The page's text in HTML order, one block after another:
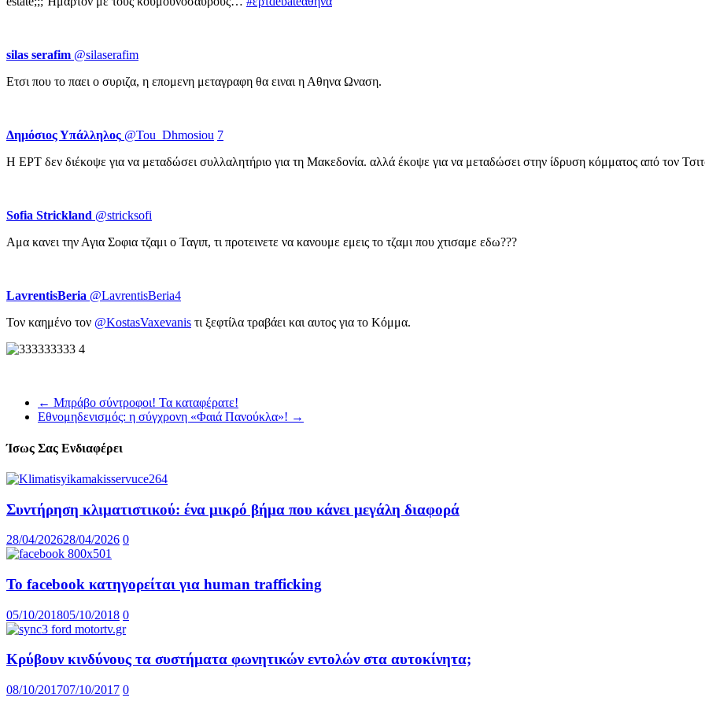
silas serafim ‏ @silaserafim
Ετσι που το παει ο συριζα, η επομενη μεταγραφη θα ειναι η Αθηνα Ωναση.
Δημόσιος Υπάλληλος ‏ @Tou_Dhmosiou 7
Η ΕΡΤ δεν διέκοψε για να μεταδώσει συλλαλητήριο για τη Μακεδονία. αλλά έκοψε για να μεταδώσει στην ίδρυση κόμματος από τον
Sofia Strickland ‏ @stricksofi
Αμα κανει την Αγια Σοφια τζαμι ο Ταγιπ, τι προτεινετε να κανουμε εμεις το τζαμι που χτισαμε εδω???
LavrentisBeria ‏ @LavrentisBeria4
Τον καημένο τον @KostasVaxevanis τι ξεφτίλα τραβάει και αυτος για το Κόμμα.
← Μπράβο σύντροφοι! Τα καταφέρατε!
Εθνομηδενισμός: η σύγχρονη «Φαιά Πανούκλα»! →
Ίσως Σας Ενδιαφέρει
Συντήρηση κλιματιστικού: ένα μικρό βήμα που κάνει μεγάλη διαφορά
28/04/202628/04/2026 0
Το facebook κατηγορείται για human trafficking
05/10/201805/10/2018 0
Κρύβουν κινδύνους τα συστήματα φωνητικών εντολών στα αυτοκίνητα;
08/10/201707/10/2017 0